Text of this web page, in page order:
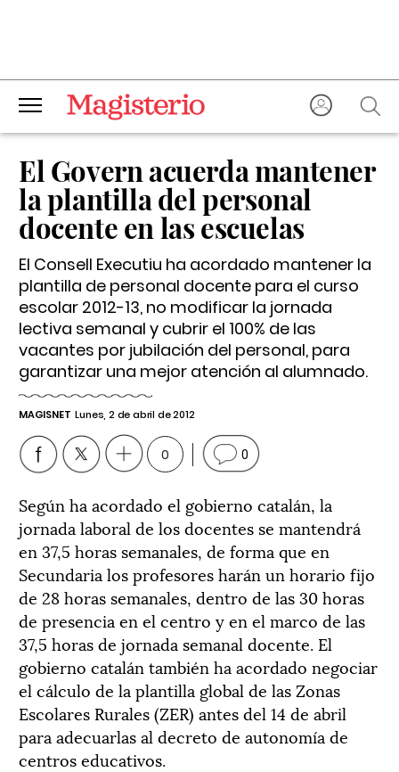
El Govern acuerda mantener
la plantilla del personal
docente en las escuelas
El Consell Executiu ha acordado mantener la
plantilla de personal docente para el curso
escolar 2012-13, no modificar la jornada
lectiva semanal y cubrir el 100% de las
vacantes por jubilación del personal, para
garantizar una mejor atención al alumnado.
MAGISNET Lunes, 2 de abril de 2012
0 0
Según ha acordado el gobierno catalán, la
jornada laboral de los docentes se mantendrá
en 37,5 horas semanales, de forma que en
Secundaria los profesores harán un horario fijo
de 28 horas semanales, dentro de las 30 horas
de presencia en el centro y en el marco de las
37,5 horas de jornada semanal docente. El
gobierno catalán también ha acordado negociar
el cálculo de la plantilla global de las Zonas
Escolares Rurales (ZER) antes del 14 de abril
para adecuarlas al decreto de autonomía de
centros educativos.